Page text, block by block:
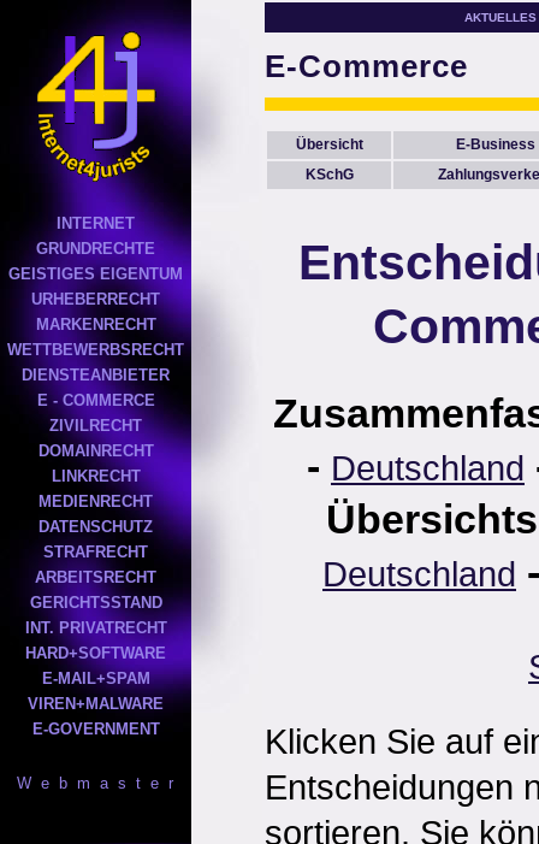
INTERNET
GRUNDRECHTE
GEISTIGES EIGENTUM
URHEBERRECHT
MARKENRECHT
WETTBEWERBSRECHT
DIENSTEANBIETER
E - COMMERCE
ZIVILRECHT
DOMAINRECHT
LINKRECHT
MEDIENRECHT
DATENSCHUTZ
STRAFRECHT
ARBEITSRECHT
GERICHTSSTAND
INT. PRIVATRECHT
HARD+SOFTWARE
E-MAIL+SPAM
VIREN+MALWARE
E-GOVERNMENT
W e b m a s t e r
AKTUELLES
E-Commerce
Übersicht
E-Business
KSchG
- Deutschland
Deutschland
Klicken Sie auf
Entscheidungen
sortieren. Sie